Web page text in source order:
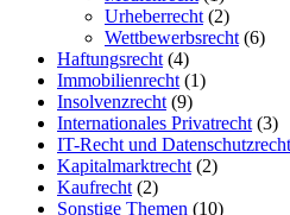
Urheberrecht (2)
Wettbewerbsrecht (6)
Haftungsrecht (4)
Immobilienrecht (1)
Insolvenzrecht (9)
Internationales Privatrecht (3)
IT-Recht und Datenschutzrecht
Kapitalmarktrecht (2)
Kaufrecht (2)
Sonstige Themen (10)